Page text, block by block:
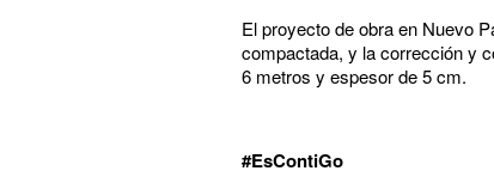
El proyecto de obra en Nuevo
compactada, y la corrección y
6 metros y espesor de 5 cm.
#EsContiGo